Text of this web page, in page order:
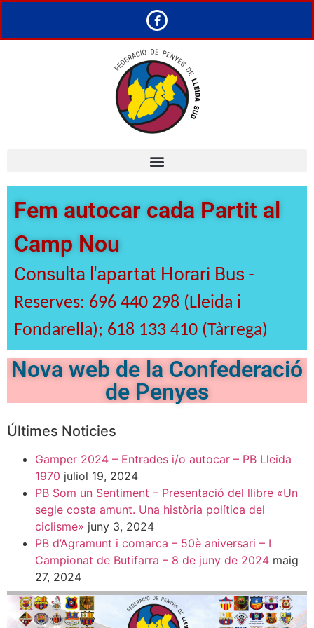
Fem autocar cada Partit al
Camp Nou
Consulta l'apartat Horari Bus -
Reserves: 696 440 298 (Lleida i
Fondarella); 618 133 410 (Tàrrega)
Nova web de la Confederació
de Penyes
Últimes Noticies
Gamper 2024 – Entrades i/o autocar – PB Lleida
1970 juliol 19, 2024
PB Som un Sentiment – Presentació del llibre «Un
segle costa amunt. Una història política del
ciclisme» juny 3, 2024
PB d’Agramunt i comarca – 50è aniversari – I
Campionat de Butifarra – 8 de juny de 2024 maig
27, 2024